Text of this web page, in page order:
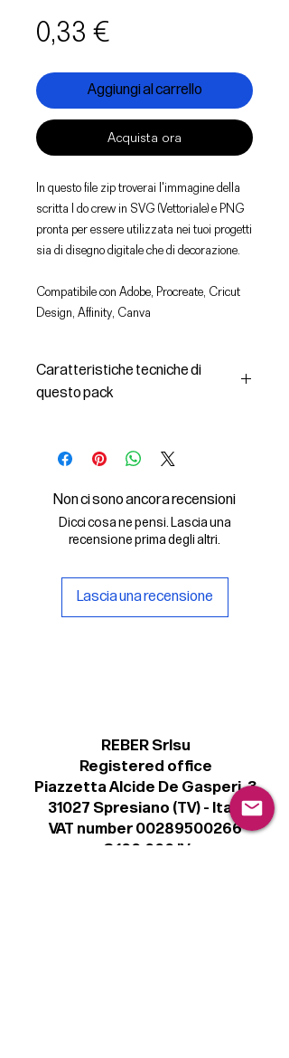
0,33 €
Aggiungi al carrello
Acquista ora
In questo file zip troverai l'immagine della
scritta I do crew in SVG (Vettoriale) e PNG
pronta per essere utilizzata nei tuoi progetti
sia di disegno digitale che di decorazione.
Compatibile con Adobe, Procreate, Cricut
Design, Affinity, Canva
Caratteristiche tecniche di
questo pack
- le immagini descritte in formato
- la licenza d'uso delle grafiche
Il File SVG è compatibile con Adobe,
Cricut Design, Cricut
Procreate e Affinity
Non ci sono ancora recensioni
Dicci cosa ne pensi. Lascia una
recensione prima degli altri.
Lascia una recensione
REBER Srlsu
Registered office
Piazzetta Alcide De Gasperi, 3
31027 Spresiano (TV) - Italy
VAT number 00289500266
€ 100.000 IV